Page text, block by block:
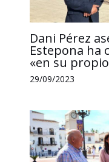
Dani Pérez
Estepona ha
«en su
29/09/2023